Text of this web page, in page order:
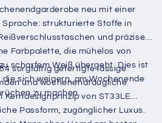
neu mit einer
Sprache: strukturierte Stoffe in
und präziser
Farbpalette, die mühelos von
scharfem Weiß übergeht. Dies ist
sich weigern, am Wochenende
zu machen.
sorgfältig gefertigte lässige
und wochenendtaugliche
Kerndesignprinzip von ST33LE
Passform, zugänglicher Luxus.